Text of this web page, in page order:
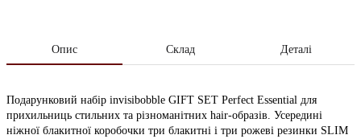
Опис Склад Деталі
Подарунковий набір invisibobble GIFT SET Perfect Essential для
прихильниць стильних та різноманітних hair-образів. Усередині
ніжної блакитної коробочки три блакитні і три рожеві резинки SLIM